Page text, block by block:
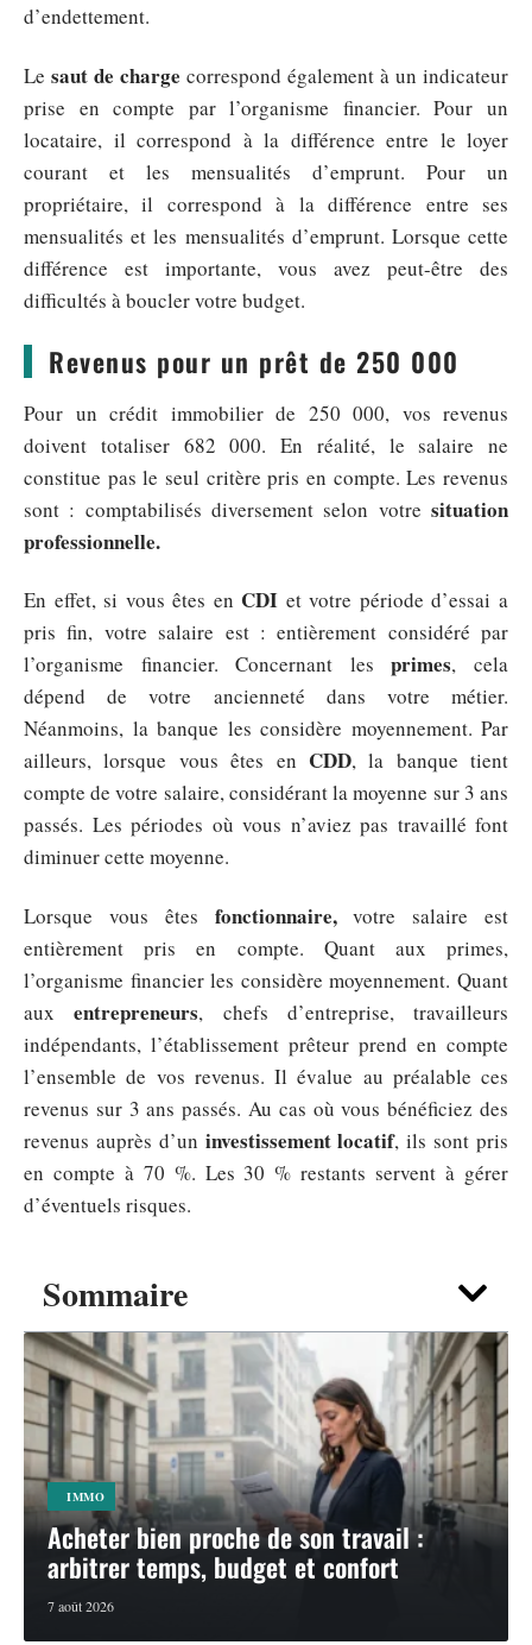
Sommaire
IMMO
Acheter bien proche de son travail :
arbitrer temps, budget et confort
7 août 2026
d’endettement.
Le saut de charge correspond également à un indicateur
prise en compte par l’organisme financier. Pour un
locataire, il correspond à la différence entre le loyer
courant et les mensualités d’emprunt. Pour un
propriétaire, il correspond à la différence entre ses
mensualités et les mensualités d’emprunt. Lorsque cette
différence est importante, vous avez peut-être des
difficultés à boucler votre budget.
Revenus pour un prêt de 250 000
Pour un crédit immobilier de 250 000, vos revenus
doivent totaliser 682 000. En réalité, le salaire ne
constitue pas le seul critère pris en compte. Les revenus
sont : comptabilisés diversement selon votre situation
professionnelle.
En effet, si vous êtes en CDI et votre période d’essai a
pris fin, votre salaire est : entièrement considéré par
l’organisme financier. Concernant lesprimes, cela
dépend de votre ancienneté dans votre métier.
Néanmoins, la banque les considère moyennement. Par
ailleurs, lorsque vous êtes en CDD, la banque tient
compte de votre salaire, considérant la moyenne sur 3 ans
passés. Les périodes où vous n’aviez pas travaillé font
diminuer cette moyenne.
Lorsque vous êtes fonctionnaire,votre salaire est
entièrement pris en compte. Quant aux primes,
l’organisme financier les considère moyennement. Quant
auxentrepreneurs, chefs d’entreprise, travailleurs
indépendants, l’établissement prêteur prend en compte
l’ensemble de vos revenus. Il évalue au préalable ces
revenus sur 3 ans passés. Au cas où vous bénéficiez des
revenus auprès d’un investissement locatif, ils sont pris
en compte à 70 %. Les 30 % restants servent à gérer
d’éventuels risques.